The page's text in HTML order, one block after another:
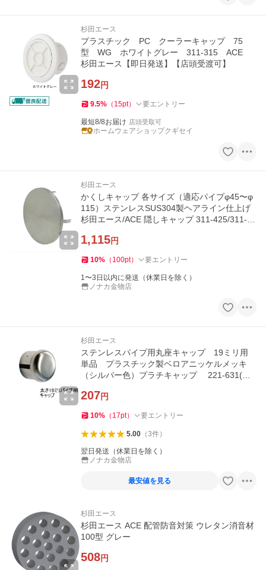
杉田エース
プラスチック PC クーラーキャップ 75
型 WG ホワイトグレー 311-315 ACE
杉田エース【即日発送】【店頭受渡可】
192円
9.5% （ 15pt） 要エントリー
最短8/8お届け 店頭受取可
ホームウェアショップクギセイ
杉田エース
かくしキャップ 各サイズ（適応パイプφ45〜φ
115）ステンレスSUS304製ヘアライン仕上げ
杉田エース/ACE 隠しキャップ 311-425/311-42
1,115円
10% （ 100pt） 要エントリー
1〜3日以内に発送（休業日を除く）
ノナカ金物店
杉田エース
ステンレスパイプ用丸座キャップ 19ミリ用
単品 プラスチック製ベロアニッケルメッキ
（シルバー色）プラチキャップ 221-631(プ
207円
10% （ 17pt） 要エントリー
5.00（3件）
翌日発送（休業日を除く）
ノナカ金物店
最安値を見る
杉田エース
杉田エース ACE 配管防音対策 ウレタン消音材
100型 グレー
508円